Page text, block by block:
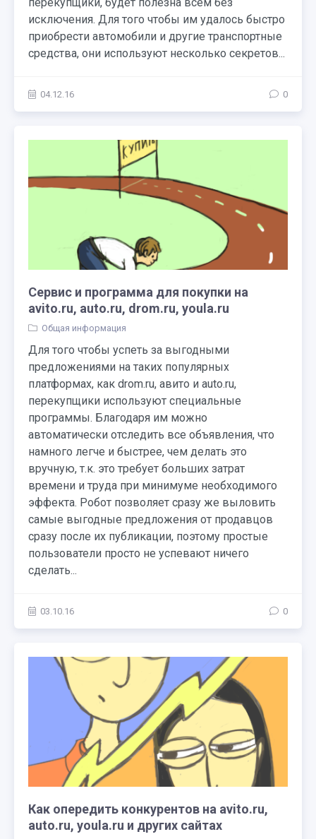
исключения. Для того чтобы им удалось быстро
приобрести автомобили и другие транспортные
средства, они используют несколько секретов...
04.12.16 0
Сервис и программа для покупки на
avito.ru, auto.ru, drom.ru, youla.ru
Общая информация
Для того чтобы успеть за выгодными
предложениями на таких популярных
платформах, как drom.ru, авито и auto.ru,
перекупщики используют специальные
программы. Благодаря им можно
автоматически отследить все объявления, что
намного легче и быстрее, чем делать это
вручную, т.к. это требует больших затрат
времени и труда при минимуме необходимого
эффекта. Робот позволяет сразу же выловить
самые выгодные предложения от продавцов
сразу после их публикации, поэтому простые
пользователи просто не успевают ничего
сделать...
03.10.16 0
Как опередить конкурентов на avito.ru,
auto.ru, youla.ru и других сайтах